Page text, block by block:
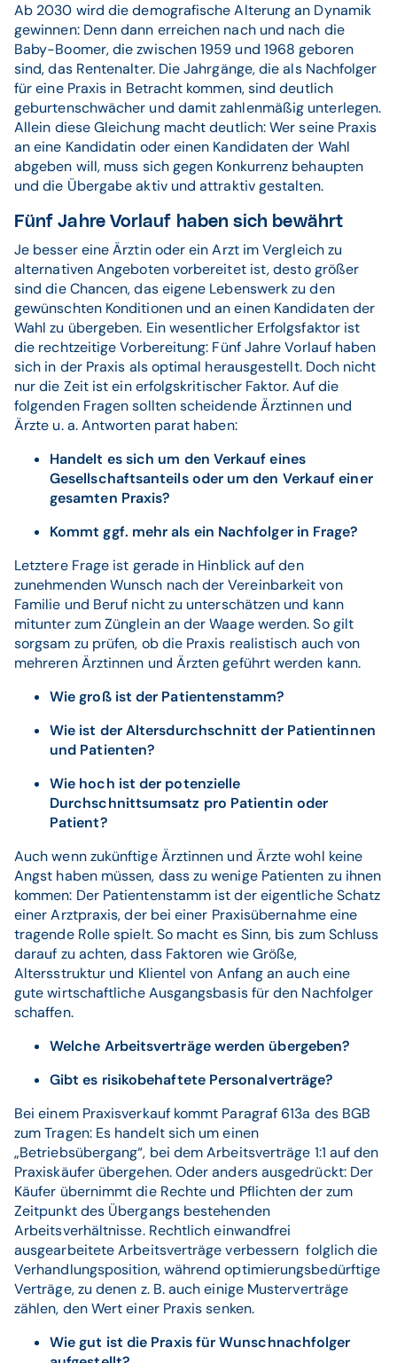
Ab 2030 wird die demografische Alterung an Dynamik
gewinnen: Denn dann erreichen nach und nach die
Baby-Boomer, die zwischen 1959 und 1968 geboren
sind, das Rentenalter. Die Jahrgänge, die als Nachfolger
für eine Praxis in Betracht kommen, sind deutlich
geburtenschwächer und damit zahlenmäßig unterlegen.
Allein diese Gleichung macht deutlich: Wer seine Praxis
an eine Kandidatin oder einen Kandidaten der Wahl
abgeben will, muss sich gegen Konkurrenz behaupten
und die Übergabe aktiv und attraktiv gestalten.
Fünf Jahre Vorlauf haben sich bewährt
Je besser eine Ärztin oder ein Arzt im Vergleich zu
alternativen Angeboten vorbereitet ist, desto größer
sind die Chancen, das eigene Lebenswerk zu den
gewünschten Konditionen und an einen Kandidaten der
Wahl zu übergeben. Ein wesentlicher Erfolgsfaktor ist
die rechtzeitige Vorbereitung: Fünf Jahre Vorlauf haben
sich in der Praxis als optimal herausgestellt. Doch nicht
nur die Zeit ist ein erfolgskritischer Faktor. Auf die
folgenden Fragen sollten scheidende Ärztinnen und
Ärzte u. a. Antworten parat haben:
Handelt es sich um den Verkauf eines
Gesellschaftsanteils oder um den Verkauf einer
gesamten Praxis?
Kommt ggf. mehr als ein Nachfolger in Frage?
Letztere Frage ist gerade in Hinblick auf den
zunehmenden Wunsch nach der Vereinbarkeit von
Familie und Beruf nicht zu unterschätzen und kann
mitunter zum Zünglein an der Waage werden. So gilt
sorgsam zu prüfen, ob die Praxis realistisch auch von
mehreren Ärztinnen und Ärzten geführt werden kann.
Wie groß ist der Patientenstamm?
Wie ist der Altersdurchschnitt der Patientinnen
und Patienten?
Wie hoch ist der potenzielle
Durchschnittsumsatz pro Patientin oder
Patient?
Auch wenn zukünftige Ärztinnen und Ärzte wohl keine
Angst haben müssen, dass zu wenige Patienten zu ihnen
kommen: Der Patientenstamm ist der eigentliche Schatz
einer Arztpraxis, der bei einer Praxisübernahme eine
tragende Rolle spielt. So macht es Sinn, bis zum Schluss
darauf zu achten, dass Faktoren wie Größe,
Altersstruktur und Klientel von Anfang an auch eine
gute wirtschaftliche Ausgangsbasis für den Nachfolger
schaffen.
Welche Arbeitsverträge werden übergeben?
Gibt es risikobehaftete Personalverträge?
Bei einem Praxisverkauf kommt Paragraf 613a des BGB
zum Tragen: Es handelt sich um einen
„Betriebsübergang“, bei dem Arbeitsverträge 1:1 auf den
Praxiskäufer übergehen. Oder anders ausgedrückt: Der
Käufer übernimmt die Rechte und Pflichten der zum
Zeitpunkt des Übergangs bestehenden
Arbeitsverhältnisse. Rechtlich einwandfrei
ausgearbeitete Arbeitsverträge verbessern folglich die
Verhandlungsposition, während optimierungsbedürftige
Verträge, zu denen z. B. auch einige Musterverträge
zählen, den Wert einer Praxis senken.
Wie gut ist die Praxis für Wunschnachfolger